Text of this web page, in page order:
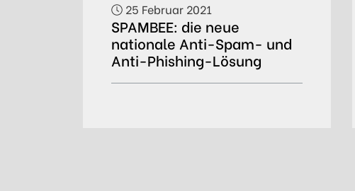
25 Februar 2021
SPAMBEE: die neue
nationale Anti-Spam- und
Anti-Phishing-Lösung